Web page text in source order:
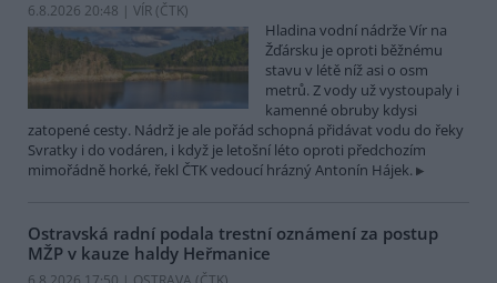
6.8.2026 20:48 | VÍR (ČTK)
Hladina vodní nádrže Vír na
Žďársku je oproti běžnému
stavu v létě níž asi o osm
metrů. Z vody už vystoupaly i
kamenné obruby kdysi
zatopené cesty. Nádrž je ale pořád schopná přidávat vodu do řeky
Svratky i do vodáren, i když je letošní léto oproti předchozím
mimořádně horké, řekl ČTK vedoucí hrázný Antonín Hájek.
Ostravská radní podala trestní oznámení za postup
MŽP v kauze haldy Heřmanice